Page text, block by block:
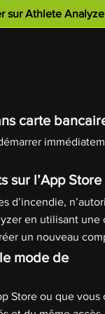
sur Athlete
carte
sur l’App Store
en utilisant
un nouveau
mode de
Store ou que